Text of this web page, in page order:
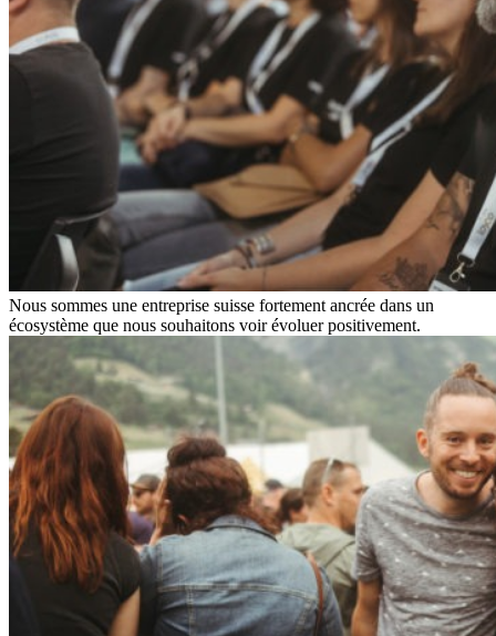
Nous sommes une entreprise suisse fortement ancrée dans un
écosystème que nous souhaitons voir évoluer positivement.